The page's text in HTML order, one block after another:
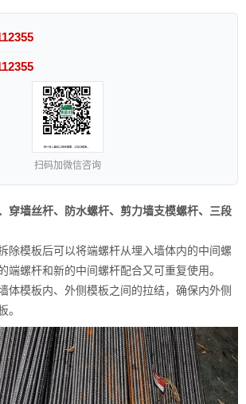
扫码加微信咨询
穿墙丝杆、防水螺杆、剪力墙支模螺杆、三段
除模板后可以将端螺杆从埋入墙体内的中间螺
端螺杆和新的中间螺杆配合又可重复使用。
体模板内、外侧模板之间的拉结，确保内外侧
。